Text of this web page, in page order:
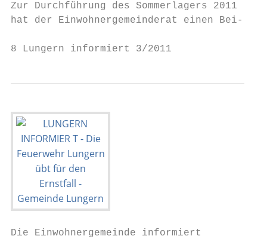
Zur Durchführung des Sommerlagers
hat der Einwohnergemeinderat einen Bei-
8 Lungern informiert 3/2011
Die Einwohnergemeinde informiert